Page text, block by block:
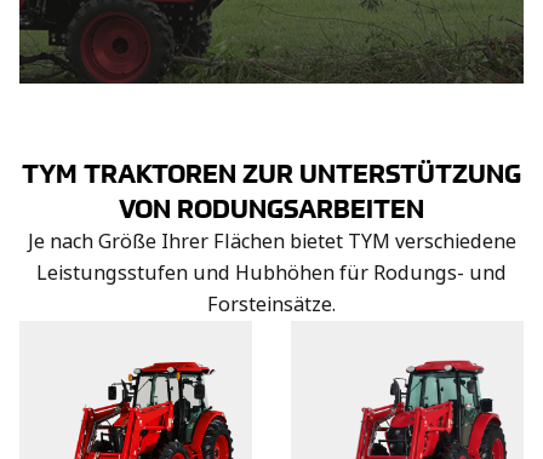
TYM TRAKTOREN ZUR UNTERSTÜTZUNG
VON RODUNGSARBEITEN
Je nach Größe Ihrer Flächen bietet TYM verschiedene
Leistungsstufen und Hubhöhen für Rodungs- und
Forsteinsätze.